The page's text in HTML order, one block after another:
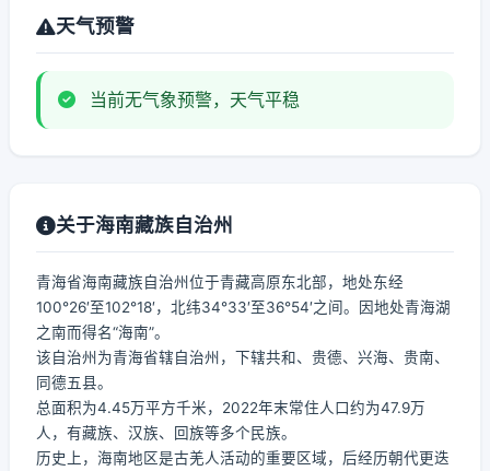
天气预警
当前无气象预警，天气平稳
关于海南藏族自治州
青海省海南藏族自治州位于青藏高原东北部，地处东经
100°26′至102°18′，北纬34°33′至36°54′之间。因地处青海湖
之南而得名“海南”。
该自治州为青海省辖自治州，下辖共和、贵德、兴海、贵南、
同德五县。
总面积为4.45万平方千米，2022年末常住人口约为47.9万
人，有藏族、汉族、回族等多个民族。
历史上，海南地区是古羌人活动的重要区域，后经历朝代更迭